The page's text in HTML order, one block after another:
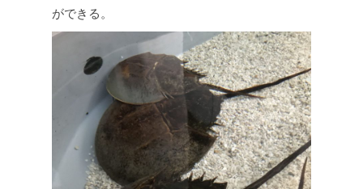
ができる。